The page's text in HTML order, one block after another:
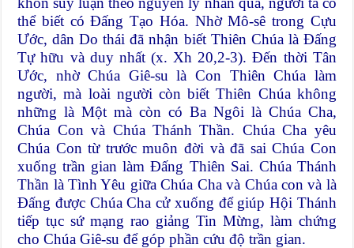
thể biết có Đấng Tạo Hóa. Nhờ Mô-sê trong Cựu
Ước, dân Do thái đã nhận biết Thiên Chúa là Đấng
Tự hữu và duy nhất (x. Xh 20,2-3). Đến thời Tân
Ước, nhờ Chúa Giê-su là Con Thiên Chúa làm
người, mà loài người còn biết Thiên Chúa không
những là Một mà còn có Ba Ngôi là Chúa Cha,
Chúa Con và Chúa Thánh Thần. Chúa Cha yêu
Chúa Con từ trước muôn đời và đã sai Chúa Con
xuống trần gian làm Đấng Thiên Sai. Chúa Thánh
Thần là Tình Yêu giữa Chúa Cha và Chúa con và là
Đấng được Chúa Cha cử xuống để giúp Hội Thánh
tiếp tục sứ mạng rao giảng Tin Mừng, làm chứng
cho Chúa Giê-su để góp phần cứu độ trần gian.